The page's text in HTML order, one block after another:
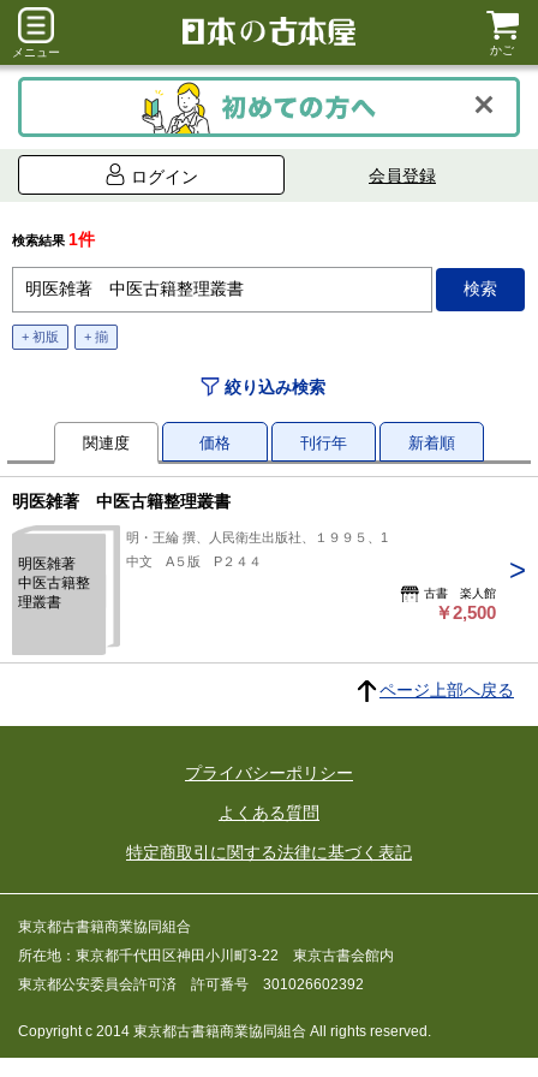
メニュー かご
ログイン 会員登録
検索結果 1件
+ 初版 + 揃
絞り込み検索
関連度 価格 刊行年 新着順
明医雑著 中医古籍整理叢書
明医雑著
中医古籍整
理叢書
明・王綸 撰、人民衛生出版社、１９９５、1
中文 A５版 P２４４
古書 楽人館
￥2,500
ページ上部へ戻る
プライバシーポリシー
よくある質問
特定商取引に関する法律に基づく表記
東京都古書籍商業協同組合
所在地：東京都千代田区神田小川町3-22 東京古書会館内
東京都公安委員会許可済 許可番号 301026602392
Copyright c 2014 東京都古書籍商業協同組合 All rights reserved.